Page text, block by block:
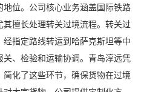
位。公司核心业务涵盖国际铁路
擅长处理转关过境流程。转关过
指定路线转运到哈萨克斯坦等中
、检验和运输协调。青岛淳远凭
化了这些环节，确保货物在过境